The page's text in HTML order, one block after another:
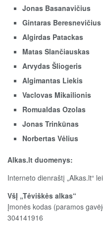
Jonas Basanavičius
Gintaras Beresnevičius
Algirdas Patackas
Matas Slančiauskas
Arvydas Šliogeris
Algimantas Liekis
Vaclovas Mikailionis
Romualdas Ozolas
Jonas Trinkūnas
Norbertas Vėlius
Alkas.lt duomenys:
Interneto dienraštį „Alkas.lt“
VšĮ „Tėviškės alkas“
Įmonės kodas (paramos
304141916